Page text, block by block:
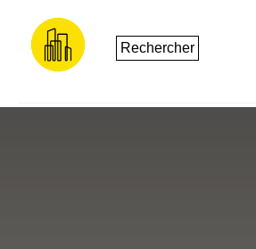
Rechercher